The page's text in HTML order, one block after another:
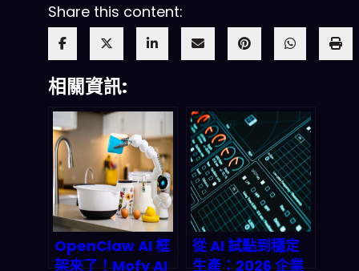
Share this content:
相關資訊:
OpenClaw AI 框
架來了！Mofy AI
從 AI 試點到穩定
生產：2026 企業